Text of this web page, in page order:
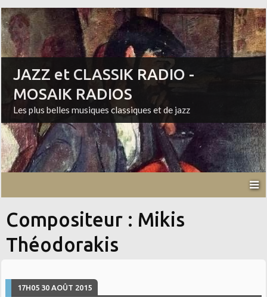
JAZZ et CLASSIK RADIO -
MOSAIK RADIOS
Les plus belles musiques classiques et de jazz
Compositeur : Mikis
Théodorakis
17H05 30 AOÛT 2015